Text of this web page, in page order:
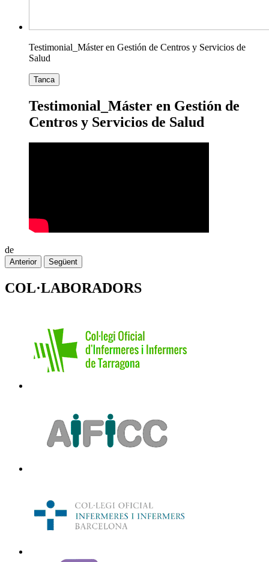
Testimonial_Máster en Gestión de Centros y Servicios de
Salud
Tanca
Testimonial_Máster en Gestión de
Centros y Servicios de Salud
de
Anterior Següent
COL·LABORADORS